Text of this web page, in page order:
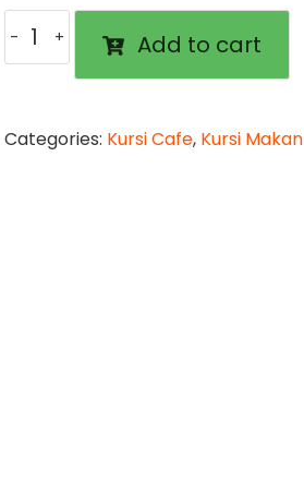
Kursi
Makan
Add to cart
Categories: Kursi Cafe, Kursi Makan